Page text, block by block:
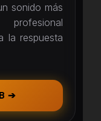
sonido más
la respuesta
➔